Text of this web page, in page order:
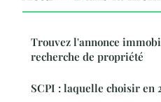
Trouvez l'annonce
recherche de propriété
SCPI : laquelle choisir en